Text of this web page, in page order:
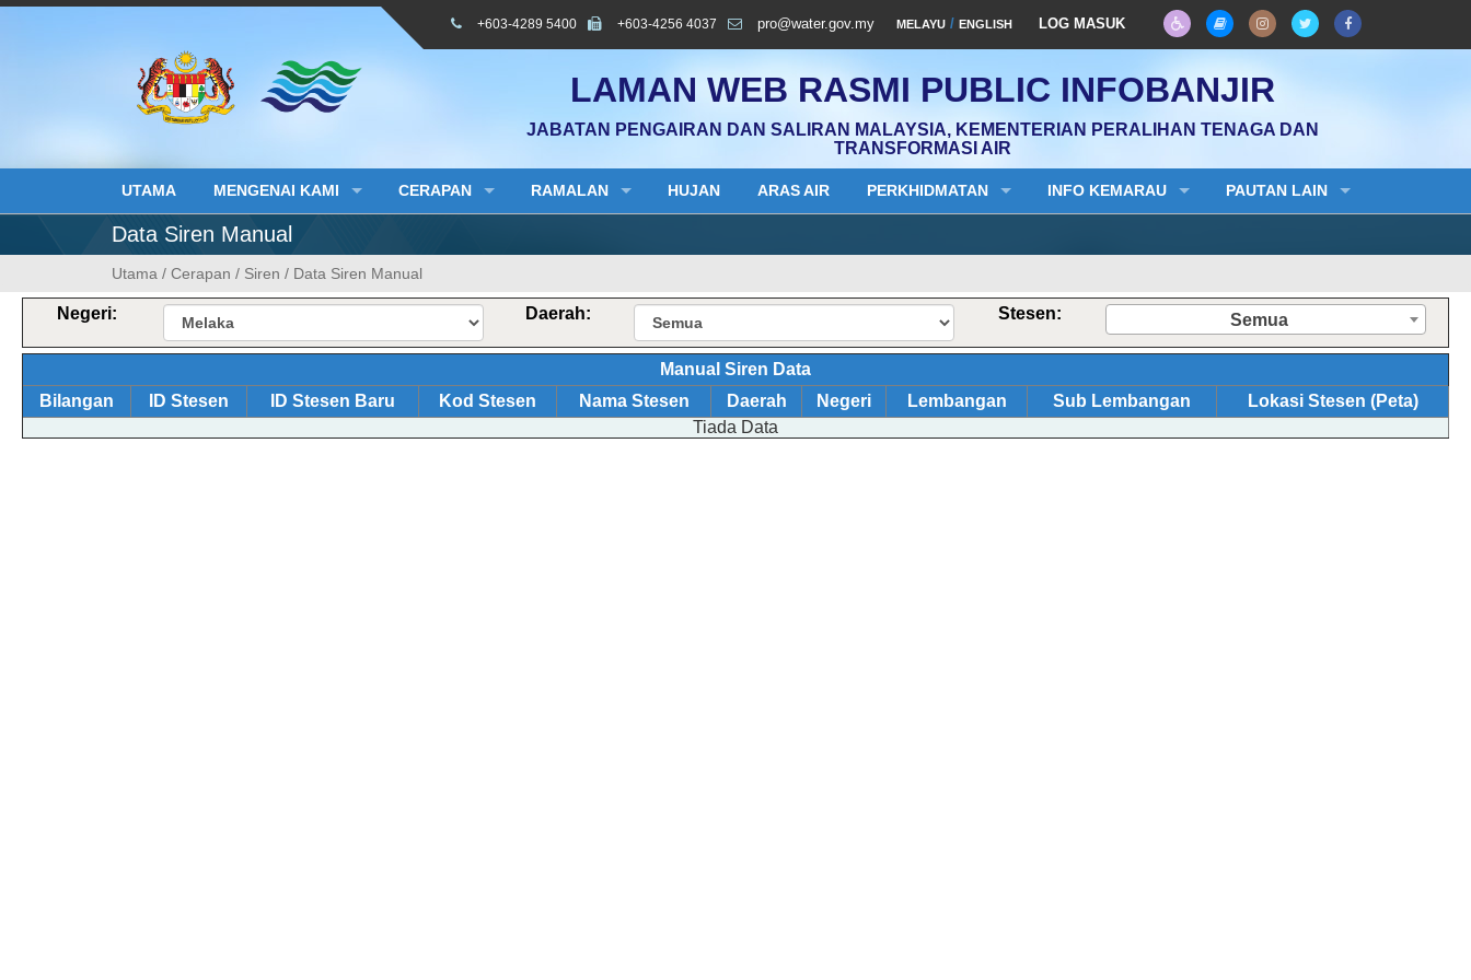
Skip
+603-4289 5400 +603-4256 4037 pro@water.gov.my MELAYU / ENGLISH LOG MASUK
LAMAN WEB RASMI PUBLIC INFOBANJIR
JABATAN PENGAIRAN DAN SALIRAN MALAYSIA, KEMENTERIAN PERALIHAN TENAGA DAN
TRANSFORMASI AIR
UTAMA MENGENAI KAMI CERAPAN RAMALAN HUJAN ARAS AIR PERKHIDMATAN INFO KEMARAU PAUTAN LAIN
Data Siren Manual
Utama / Cerapan / Siren / Data Siren Manual
Negeri: Daerah: Stesen: Semua
Manual Siren Data
Bilangan
ID Stesen ID Stesen Baru Kod Stesen Nama Stesen Daerah Negeri Lembangan Sub Lembangan
Lokasi Stesen (Peta)
Tiada Data